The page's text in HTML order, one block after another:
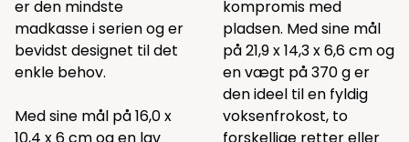
er den mindste
madkasse i serien og er
bevidst designet til det
enkle behov.
Med sine mål på 16,0 x
10,4 x 6 cm og en lav
kompromis med
pladsen. Med sine mål
på 21,9 x 14,3 x 6,6 cm og
en vægt på 370 g er
den ideel til en fyldig
voksenfrokost, to
forskellige retter eller